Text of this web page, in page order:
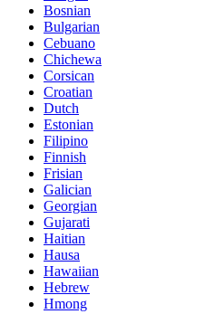
Bosnian
Bulgarian
Cebuano
Chichewa
Corsican
Croatian
Dutch
Estonian
Filipino
Finnish
Frisian
Galician
Georgian
Gujarati
Haitian
Hausa
Hawaiian
Hebrew
Hmong